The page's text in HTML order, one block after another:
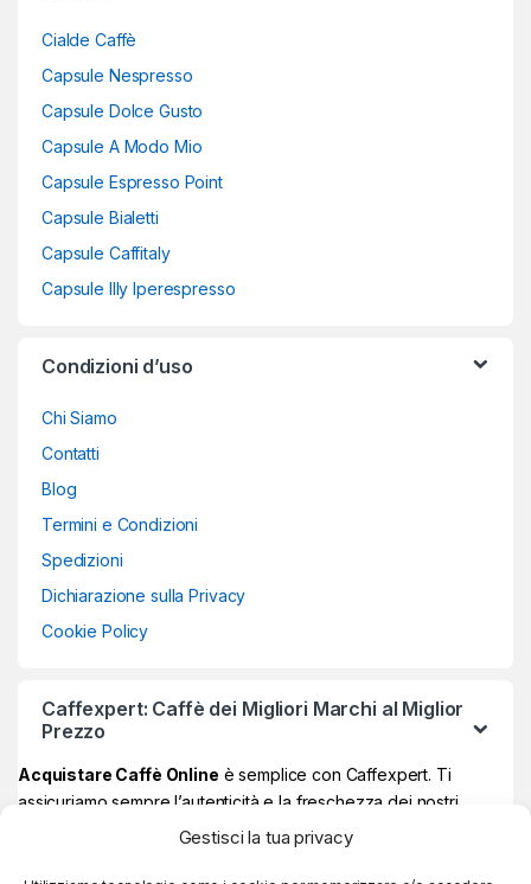
Gestisci la tua privacy
Cialde Caffè
Capsule Nespresso
Capsule Dolce Gusto
Capsule A Modo Mio
Capsule Espresso Point
Capsule Bialetti
Capsule Caffitaly
Capsule Illy Iperespresso
Condizioni d’uso
Chi Siamo
Contatti
Blog
Termini e Condizioni
Spedizioni
Dichiarazione sulla Privacy
Cookie Policy
Caffexpert: Caffè dei Migliori Marchi al Miglior
Prezzo
Acquistare Caffè Online è semplice con Caffexpert. Ti
assicuriamo sempre l’autenticità e la freschezza dei nostri
prodotti, garantiti Made in Italy al 100% ad un prezzo davvero